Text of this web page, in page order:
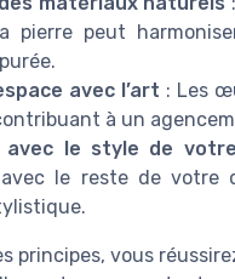
pierre peut
avec l’art : Les
à un
avec le style de
le reste de votre
principes, vous